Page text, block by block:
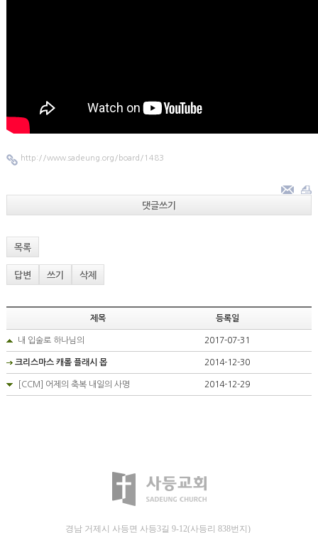
http://www.sadeung.org/board/1483
댓글쓰기
목록
답변 쓰기 삭제
제목 등록일
내 입술로 하나님의 2017-07-31
크리스마스 캐롤 플래시 몹 2014-12-30
[CCM] 어제의 축복 내일의 사명 2014-12-29
경남 거제시 사등면 사등3길 9-12(사등리 838번지)